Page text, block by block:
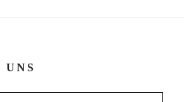
UNS